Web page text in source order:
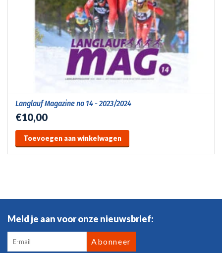
Langlauf Magazine no 14 - 2023/2024
€10,00
Toevoegen aan winkelwagen
Meld je aan voor onze nieuwsbrief:
Abonneer